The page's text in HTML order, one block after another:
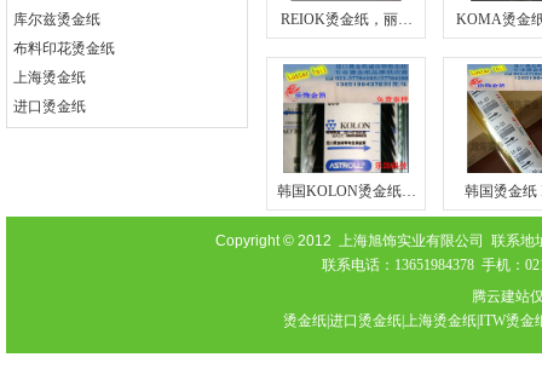
库尔兹烫金纸
布料印花烫金纸
上海烫金纸
进口烫金纸
REIOK烫金纸，丽… KOMA烫金
韩国KOLON烫金纸… 韩国烫金
Copyright © 2012 上海旭饰实业有限公司 联系地
联系电话：13651984378 手机：
腾云建站
烫金纸|进口烫金纸|上海烫金纸|ITW烫